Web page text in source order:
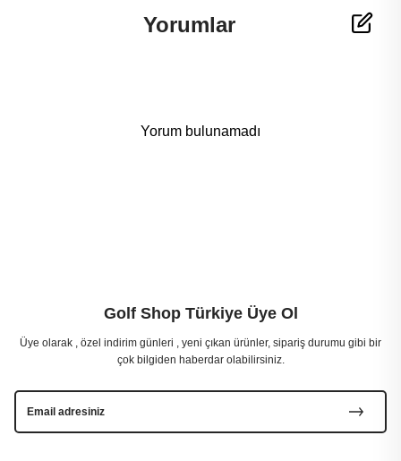
Yorumlar
Yorum bulunamadı
Golf Shop Türkiye Üye Ol
Üye olarak , özel indirim günleri , yeni çıkan ürünler, sipariş durumu gibi bir
çok bilgiden haberdar olabilirsiniz.